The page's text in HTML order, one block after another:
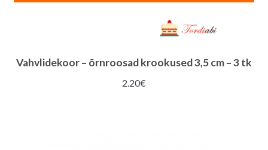
Vahvlidekoor – õrnroosad krookused 3,5 cm – 3 tk
2.20€